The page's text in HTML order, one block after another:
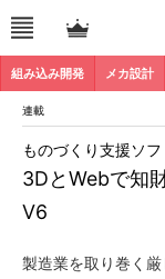
組み込み開発 メカ設計
連載
3DとWebで知
V6
ものづくり支援ソフ
製造業を取り巻く